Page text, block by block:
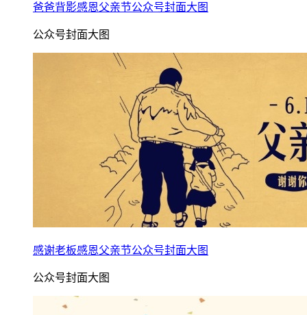
爸爸背影感恩父亲节公众号封面大图
公众号封面大图
感谢老板感恩父亲节公众号封面大图
公众号封面大图